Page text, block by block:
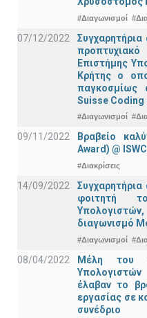
#Διαγωνισμοί
07/12/2022
Επιστήμης
Κρήτης ο
παγκοσμίως
Suisse Coding
#Διαγωνισμοί
09/11/2022
Βραβείο
Award) @
#Διακρίσεις
14/09/2022
φοιτητή
διαγωνισμό
#Διαγωνισμοί
08/04/2022
Μέλη του
έλαβαν το
εργασίας σε
συνέδριο